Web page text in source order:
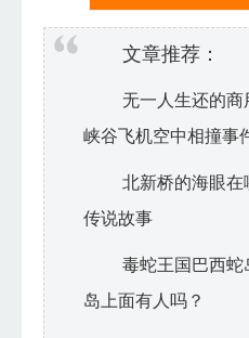
文章推荐：
无一人生还的商
峡谷飞机空中相撞事
北新桥的海眼在
传说故事
毒蛇王国巴西
岛上面有人吗？